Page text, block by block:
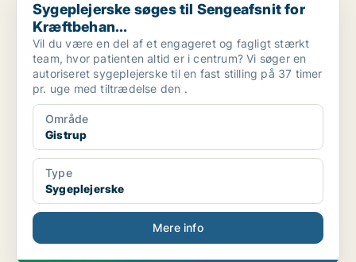
Sygeplejerske søges til Sengeafsnit for
Kræftbehan...
Vil du være en del af et engageret og fagligt stærkt
team, hvor patienten altid er i centrum? Vi søger en
autoriseret sygeplejerske til en fast stilling på 37 timer
pr. uge med tiltrædelse den .
Område
Gistrup
Type
Sygeplejerske
Mere info